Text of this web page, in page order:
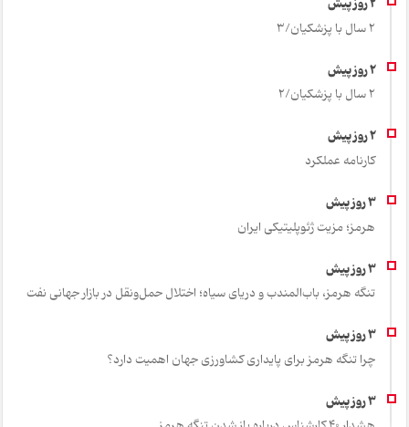
2 سال با پزشکیان/3
2 سال با پزشکیان/2
کارنامه عملکرد
هرمز؛ مزیت ژئوپلیتیکی ایران
تنگه هرمز، باب‌المندب و دریای سیاه؛ اختلال حمل‌ونقل در بازار جهانی نفت
چرا تنگه هرمز برای پایداری کشاورزی جهان اهمیت دارد؟